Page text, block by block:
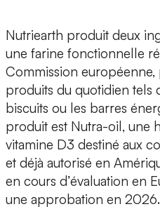
Nutriearth produit deux
une farine fonctionnelle
Commission
produits du quotidien tels
biscuits ou les barres
produit est Nutra-oil, une
vitamine D3 destiné aux
et déjà autorisé en
en cours d’évaluation en
une approbation en 2026.